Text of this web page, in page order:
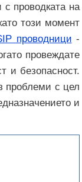
с проводката на
този момент
проводници -
провеждате
и безопасност.
проблеми с цел
и